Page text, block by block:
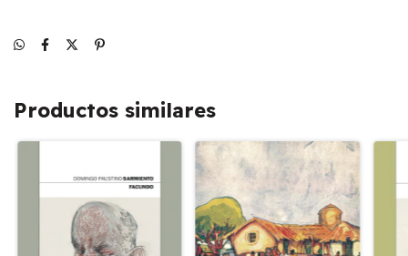
Productos similares